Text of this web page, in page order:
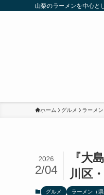
山梨のラーメンを中心と
ホーム グルメ ラーメン
『大
川区
2026
2/04
グルメ ラーメン（県